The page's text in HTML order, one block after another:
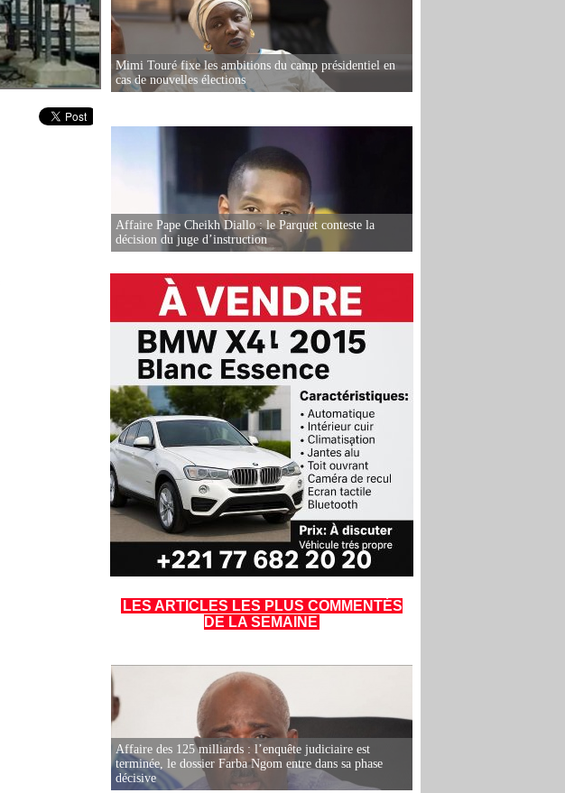
Mimi Touré fixe les ambitions du camp présidentiel en
cas de nouvelles élections
Affaire Pape Cheikh Diallo : le Parquet conteste la
décision du juge d’instruction
LES ARTICLES LES PLUS COMMENTÉS
DE LA SEMAINE
Affaire des 125 milliards : l’enquête judiciaire est
terminée, le dossier Farba Ngom entre dans sa phase
décisive